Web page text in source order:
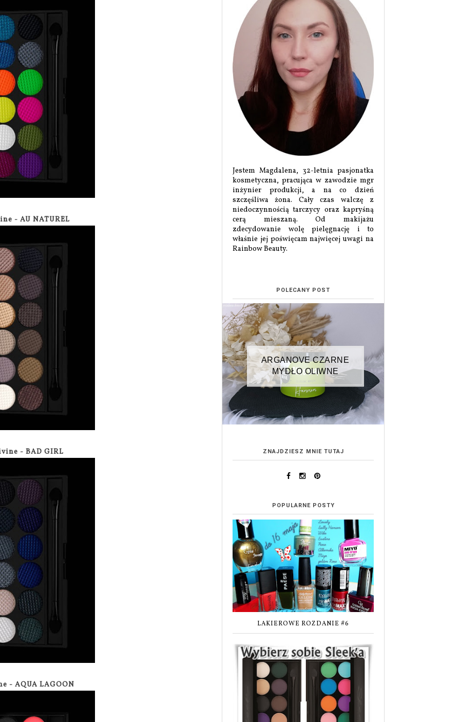
- AU NATUREL
- BAD GIRL
- AQUA LAGOON
Jestem Magdalena, 32-letnia pasjonatka
kosmetyczna, pracująca w zawodzie mgr
inżynier produkcji, a na co dzień
szczęśliwa żona. Cały czas walczę z
niedoczynnością tarczycy oraz kapryśną
cerą mieszaną. Od makijażu
zdecydowanie wolę pielęgnację i to
właśnie jej poświęcam najwięcej uwagi na
Rainbow Beauty.
POLECANY POST
ARGANOVE CZARNE
MYDŁO OLIWNE
ZNAJDZIESZ MNIE TUTAJ
POPULARNE POSTY
LAKIEROWE ROZDANIE #6